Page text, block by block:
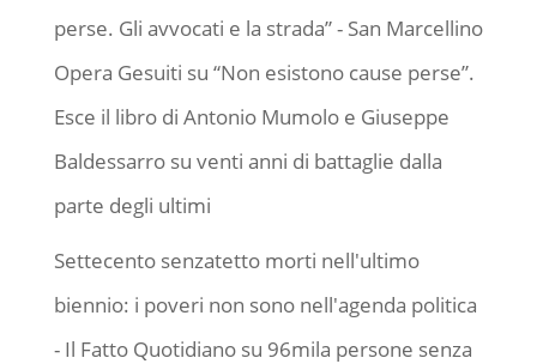
perse. Gli avvocati e la strada” - San Marcellino
Opera Gesuiti su “Non esistono cause perse”.
Esce il libro di Antonio Mumolo e Giuseppe
Baldessarro su venti anni di battaglie dalla
parte degli ultimi
Settecento senzatetto morti nell'ultimo
biennio: i poveri non sono nell'agenda politica
- Il Fatto Quotidianosu 96mila persone senza